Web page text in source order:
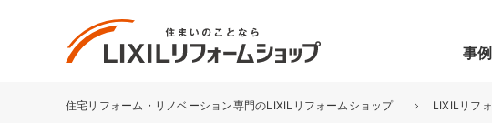
事
リフォーム事例を探す
LIXILリフォームショップについて
住宅リフォーム・リノベーション専門のLIXILリフォームショップ LIXILリフ